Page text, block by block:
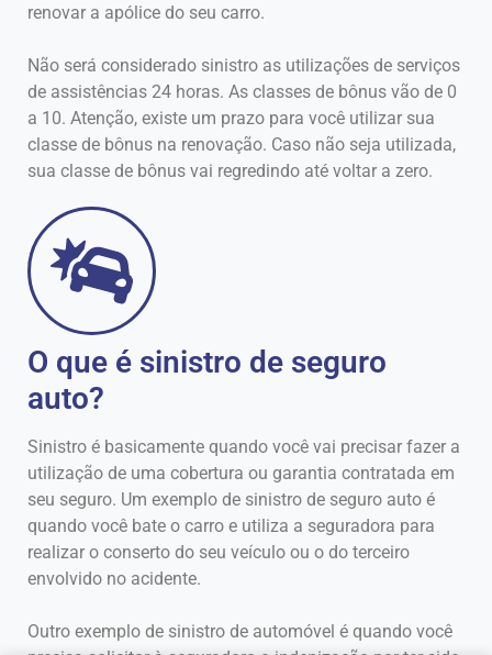
renovar a apólice do seu carro.
Não será considerado sinistro as utilizações de serviços
de assistências 24 horas. As classes de bônus vão de 0
a 10. Atenção, existe um prazo para você utilizar sua
classe de bônus na renovação. Caso não seja utilizada,
sua classe de bônus vai regredindo até voltar a zero.
O que é sinistro de seguro
auto?
Sinistro é basicamente quando você vai precisar fazer a
utilização de uma cobertura ou garantia contratada em
seu seguro. Um exemplo de sinistro de seguro auto é
quando você bate o carro e utiliza a seguradora para
realizar o conserto do seu veículo ou o do terceiro
envolvido no acidente.
Outro exemplo de sinistro de automóvel é quando você